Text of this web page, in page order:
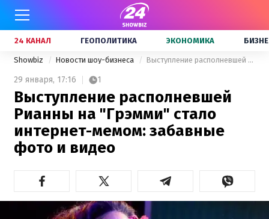
24 КАНАЛ ГЕОПОЛИТИКА ЭКОНОМИКА
Showbiz Новости шоу-бизнеса Выступление располневшей Рианны на "Грэмми" стало интернет-мемом: забавные фото и видео
29 января, 17:16 1
Выступление располневшей
Рианны на "Грэмми" стало
интернет-мемом: забавные
фото и видео